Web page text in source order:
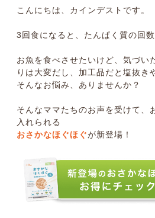
こんにちは、カインデストです。
3回食になると、たんぱく質の回数
お魚を食べさせたいけど、気づ
りは大変だし、加工品だと塩抜き
そんなお悩み、ありませんか？
そんなママたちのお声を受けて、
入れられる
おさかなほぐほぐが新登場！